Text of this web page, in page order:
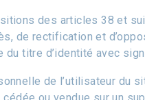
des articles 38 et
de rectification et
du titre d’identité avec
de l’utilisateur du